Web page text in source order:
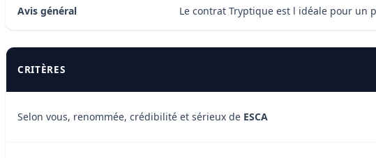
Avis général Le contrat Tryptique est l idéale pour
CRITÈRES
Selon vous, renommée, crédibilité et sérieux de ESCA